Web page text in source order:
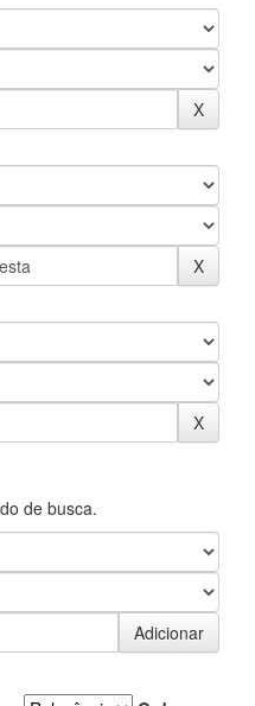
de busca.